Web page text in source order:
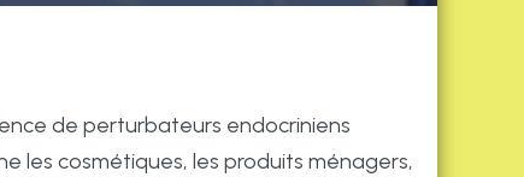
de perturbateurs endocriniens
les cosmétiques, les produits ménagers,